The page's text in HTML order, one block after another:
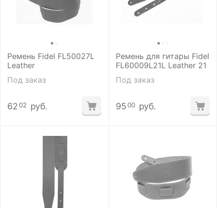
Ремень Fidel FL50027L
Leather
Под заказ
62 02 руб.
Ремень для гитары Fidel
FL60009L21L Leather 21
Под заказ
9500 руб.